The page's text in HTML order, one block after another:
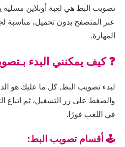
تصويب البط هي لعبة أونلاين مسلية
عبر المتصفح بدون تحميل، مناسبة
المهارة.
❓ كيف يمكنني البدء
لبدء تصويب البط, كل ما عليك هو
والضغط على زر التشغيل، ثم اتباع
في اللعب فورًا.
🕹️ أقسام تصويب البط: